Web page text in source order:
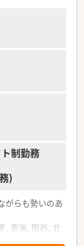
ア支援制度等
制勤務
)
がらも勢いのあ
東海、関西、北